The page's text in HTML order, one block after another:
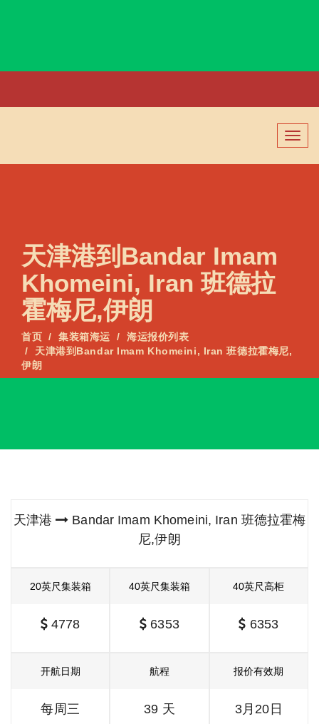
切
换
导
天津港到Bandar Imam
Khomeini, Iran 班德拉
霍梅尼,伊朗
首页 集装箱海运
海运报价列表
天津港到Bandar Imam Khomeini, Iran 班德拉霍梅尼,
伊朗
天津港
Bandar Imam Khomeini, Iran 班德拉霍梅
尼,伊朗
20英尺集装箱
4778
40英尺集装箱
6353
40英尺高柜
6353
开航日期
每周三
航程
39 天
报价有效期
3月20日